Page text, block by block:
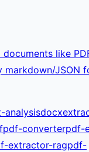
like
markdown/JSON
analysisdocx
pdf-converterpdf-
extractor-ragpdf-